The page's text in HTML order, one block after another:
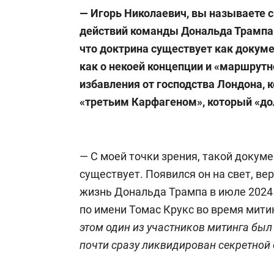
— Игорь Николаевич, вы называете
действий команды Дональда
что доктрина существует как
как о некоей концепции и
избавления от господства
«третьим Карфагеном», который
— С моей точки зрения, такой
существует. Появился он на свет,
жизнь Дональда Трампа в июле 2024
по имени Томас Крукс во время
этом один из участников митинга
почти сразу ликвидирован